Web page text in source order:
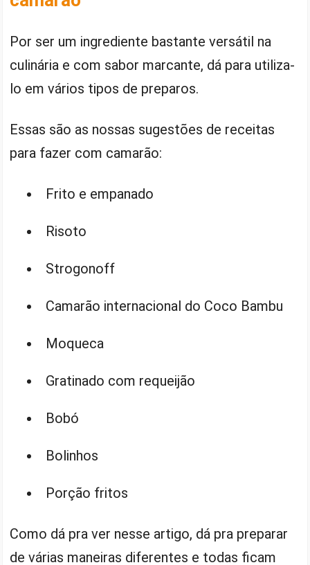
Por ser um ingrediente bastante versátil na
culinária e com sabor marcante, dá para utiliza-
lo em vários tipos de preparos.
Essas são as nossas sugestões de receitas
para fazer com camarão:
Frito e empanado
Risoto
Strogonoff
Camarão internacional do Coco Bambu
Moqueca
Gratinado com requeijão
Bobó
Bolinhos
Porção fritos
Como dá pra ver nesse artigo, dá pra preparar
de várias maneiras diferentes e todas ficam